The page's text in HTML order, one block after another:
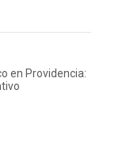
en Providencia: